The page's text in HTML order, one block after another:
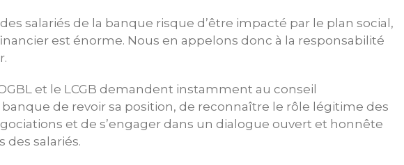
salariés de la banque risque d’être impacté par le plan social,
est énorme. Nous en appelons donc à la responsabilité
et le LCGB demandent instamment au conseil
de revoir sa position, de reconnaître le rôle légitime des
et de s’engager dans un dialogue ouvert et honnête
des salariés.